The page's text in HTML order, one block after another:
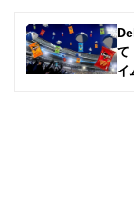
て
イ